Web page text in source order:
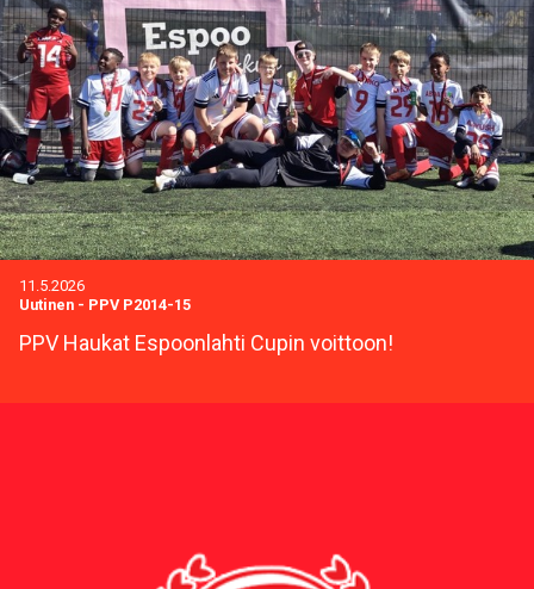
11.5.2026
Uutinen - PPV P2014-15
PPV Haukat Espoonlahti Cupin voittoon!